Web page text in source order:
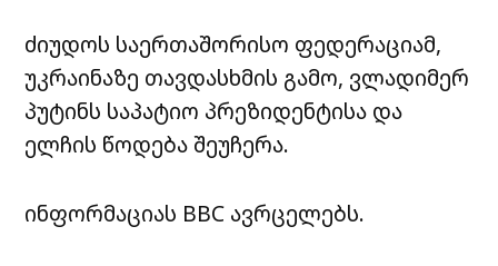
ძიუდოს საერთაშორისო ფედერაციამ,
უკრაინაზე თავდასხმის გამო, ვლადიმერ
პუტინს საპატიო პრეზიდენტისა და
ელჩის წოდება შეუჩერა.
ინფორმაციას BBC ავრცელებს.